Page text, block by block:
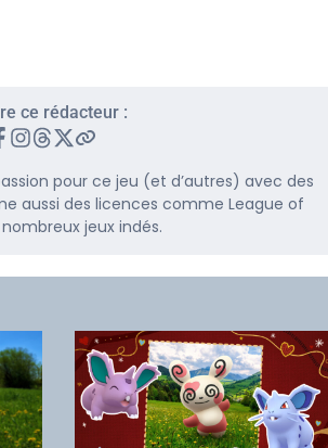
ce rédacteur :
pour ce jeu (et d’autres) avec des
aussi des licences comme League of
jeux indés.